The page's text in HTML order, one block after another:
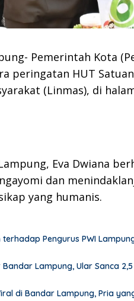
Pemerintah Kota
peringatan HUT
(Linmas), di
Eva Dwiana
dan
yang humanis.
Pengurus PWI
Lampung, Ular Sanca
di Bandar Lampung, Pria